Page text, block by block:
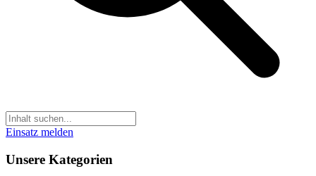
Einsatz melden
Unsere Kategorien